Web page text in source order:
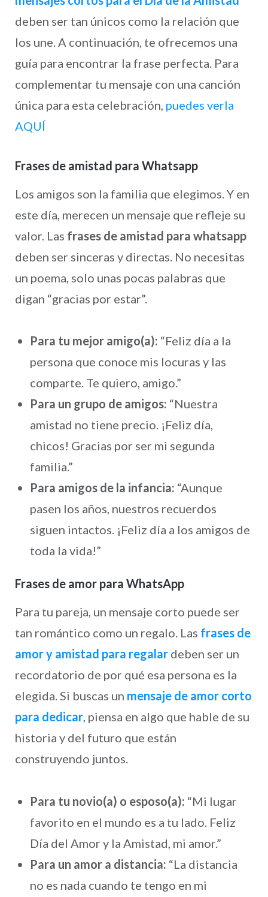
deben ser tan únicos como la relación que
los une. A continuación, te ofrecemos una
guía para encontrar la frase perfecta. Para
complementar tu mensaje con una canción
única para esta celebración, puedes verla
AQUÍ
Frases de amistad para Whatsapp
Los amigos son la familia que elegimos. Y en
este día, merecen un mensaje que refleje su
valor. Las frases de amistad para whatsapp
deben ser sinceras y directas. No necesitas
un poema, solo unas pocas palabras que
digan “gracias por estar”.
Para tu mejor amigo(a): “Feliz día a la
persona que conoce mis locuras y las
comparte. Te quiero, amigo.”
Para un grupo de amigos: “Nuestra
amistad no tiene precio. ¡Feliz día,
chicos! Gracias por ser mi segunda
familia.”
Para amigos de la infancia: “Aunque
pasen los años, nuestros recuerdos
siguen intactos. ¡Feliz día a los amigos de
toda la vida!”
Frases de amor para WhatsApp
Para tu pareja, un mensaje corto puede ser
tan romántico como un regalo. Las frases de
amor y amistad para regalardeben ser un
recordatorio de por qué esa persona es la
elegida. Si buscas un mensaje de amor corto
para dedicar, piensa en algo que hable de su
historia y del futuro que están
construyendo juntos.
Para tu novio(a) o esposo(a): “Mi lugar
favorito en el mundo es a tu lado. Feliz
Día del Amor y la Amistad, mi amor.”
Para un amor a distancia: “La distancia
no es nada cuando te tengo en mi